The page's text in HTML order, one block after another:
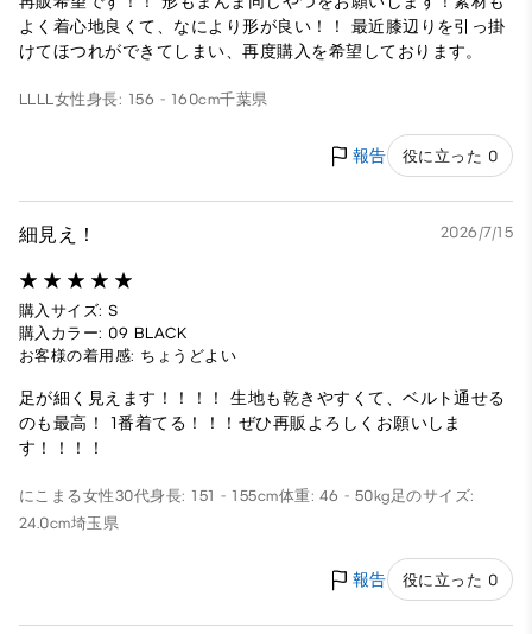
よく着心地良くて、なにより形が良い！！ 最近膝辺りを引っ掛
けてほつれができてしまい、再度購入を希望しております。
LLLL女性身長: 156 - 160cm千葉県
報告 役に立った 0
細見え！ 2026/7/15
購入サイズ: S
購入カラー: 09 BLACK
お客様の着用感: ちょうどよい
足が細く見えます！！！！ 生地も乾きやすくて、ベルト通せる
のも最高！ 1番着てる！！！ぜひ再販よろしくお願いしま
す！！！！
にこまる女性30代身長: 151 - 155cm体重: 46 - 50kg足のサイズ:
24.0cm埼玉県
報告 役に立った 0